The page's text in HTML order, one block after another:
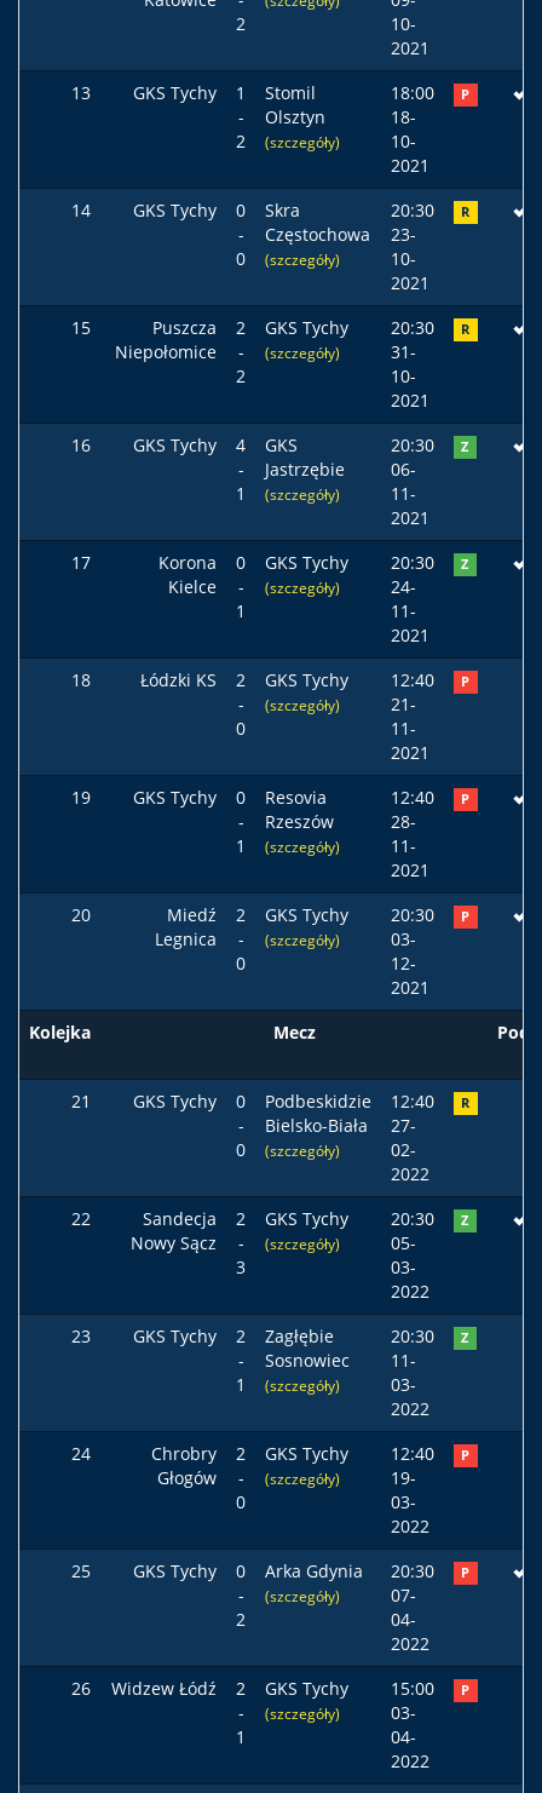
2
10-
2021
13
GKS Tychy
1
-
2
Stomil
Olsztyn
(szczegóły)
18:00
18-
10-
2021
P
14 GKS Tychy
0
-
0
Skra
Częstochowa
(szczegóły)
20:30
23-
10-
2021
R
15
Puszcza
Niepołomice
2
-
2
GKS Tychy
(szczegóły)
20:30
31-
10-
2021
R
16 GKS Tychy
4
-
1
GKS
Jastrzębie
(szczegóły)
20:30
06-
11-
2021
Z
17
Korona
Kielce
0
-
1
GKS Tychy
(szczegóły)
20:30
24-
11-
2021
Z
18 Łódzki KS
2
-
0
GKS Tychy
(szczegóły)
12:40
21-
11-
2021
P
19 GKS Tychy
0
-
1
Resovia
Rzeszów
(szczegóły)
12:40
28-
11-
2021
P
20
Miedź
Legnica
2
-
0
GKS Tychy
(szczegóły)
20:30
03-
12-
2021
P
Kolejka Mecz
21 GKS Tychy
0
-
0
Podbeskidzie
Bielsko-Biała
(szczegóły)
12:40
27-
02-
2022
R
22
Sandecja
Nowy Sącz
2
-
3
GKS Tychy
(szczegóły)
20:30
05-
03-
2022
Z
23 GKS Tychy
2
-
1
Zagłębie
Sosnowiec
(szczegóły)
20:30
11-
03-
2022
Z
24
Chrobry
Głogów
2
-
0
GKS Tychy
(szczegóły)
12:40
19-
03-
2022
P
25 GKS Tychy
0
-
2
Arka Gdynia
(szczegóły)
20:30
07-
04-
2022
P
26 Widzew Łódź
2
-
1
GKS Tychy
(szczegóły)
15:00
03-
04-
2022
P